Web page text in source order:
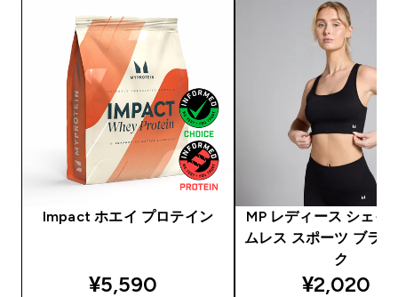
Impact ホエイ プロテイン
discounted price
¥5,590‎
MP レディース シェイ
ムレス スポーツ ブラ -
ク
¥2,020‎